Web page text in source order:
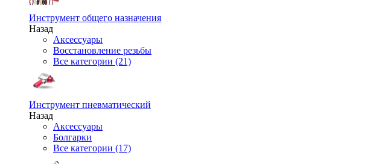
Инструмент общего назначения
Назад
Аксессуары
Восстановление резьбы
Все категории (21)
Инструмент пневматический
Назад
Аксессуары
Болгарки
Все категории (17)